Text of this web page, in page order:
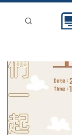
新聞稿分類